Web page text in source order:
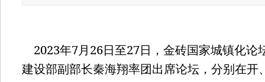
2023年7月 26日至27日，金砖国家城镇化论
建设部副部长秦海翔率团出席论坛，分别在开